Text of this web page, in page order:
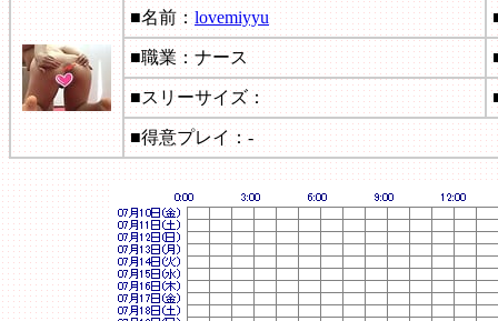
■名前：lovemiyyu
■職業：ナース
■スリーサイズ：
■得意プレイ：-